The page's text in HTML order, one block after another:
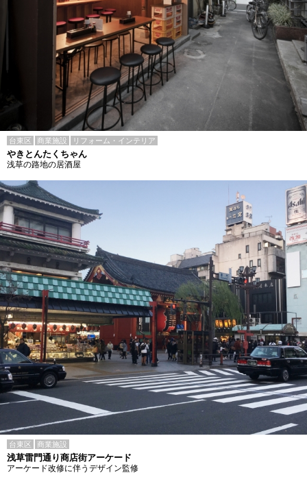
台東区 商業施設 リフォーム・インテリア
やきとんたくちゃん
浅草の路地の居酒屋
台東区 商業施設
浅草雷門通り商店街アーケード
アーケード改修に伴うデザイン監修